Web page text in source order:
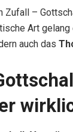
Zufall –
Art
auch das